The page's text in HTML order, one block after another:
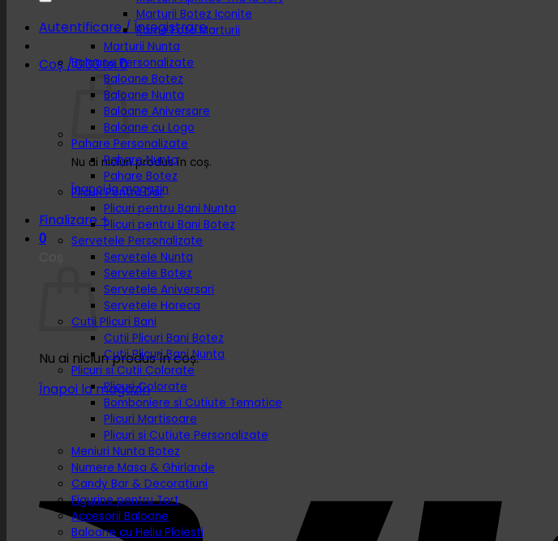
Autentificare / Înregistrare
Coș /0.00lei0
Nu ai niciun produs în coș.
Înapoi la magazin
Finalizare +
0
Nu ai niciun produs în coș.
Înapoi la magazin
Marturii Botez Iconite
Rame Foto Marturii
Marturii Nunta
Baloane Personalizate
Baloane Botez
Baloane Nunta
Baloane Aniversare
Baloane cu Logo
Pahare Personalizate
Pahare Nunta
Pahare Botez
Plicuri Pentru Dar
Plicuri pentru Bani Nunta
Plicuri pentru Bani Botez
Servetele Personalizate
Servetele Nunta
Servetele Botez
Servetele Aniversari
Servetele Horeca
Cutii Plicuri Bani
Cutii Plicuri Bani Botez
Cutii Plicuri Bani Nunta
Plicuri si Cutii Colorate
Plicuri Colorate
Bomboniere si Cutiute Tematice
Plicuri Martisoare
Plicuri si Cutiute Personalizate
Meniuri Nunta Botez
Numere Masa & Ghirlande
Candy Bar & Decoratiuni
Figurine pentru Tort
Accesorii Baloane
Baloane cu Heliu Ploiesti